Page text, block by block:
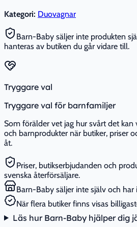
Kategori: Duovagnar
Barn-Baby säljer inte produkten
hanteras av butiken du går vidare till.
Tryggare val
Tryggare val för barnfamiljer
Som förälder vet jag hur svårt det
och barnprodukter när butiker, priser
åt.
Priser, butikserbjudanden och
svenska återförsäljare.
Barn-Baby säljer inte själv och har
När flera butiker finns visas
Läs hur Barn-Baby hjälper dig